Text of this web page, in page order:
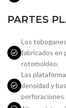
PARTES
Los
fabricados en
rotomoldeo.
Las
densidad y
perforaciones